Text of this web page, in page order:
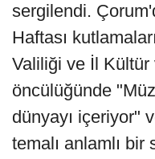
sergilendi.
Haftası
Valiliği ve İl
öncülüğünde
dünyayı içeriyor"
temalı anlamlı bir